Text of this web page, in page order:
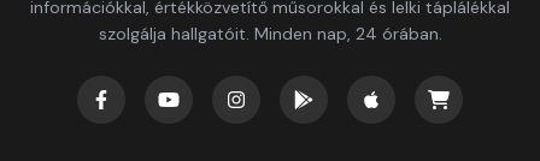
információkkal, értékközvetítő műsorokkal és lelki táplálékkal
szolgálja hallgatóit. Minden nap, 24 órában.